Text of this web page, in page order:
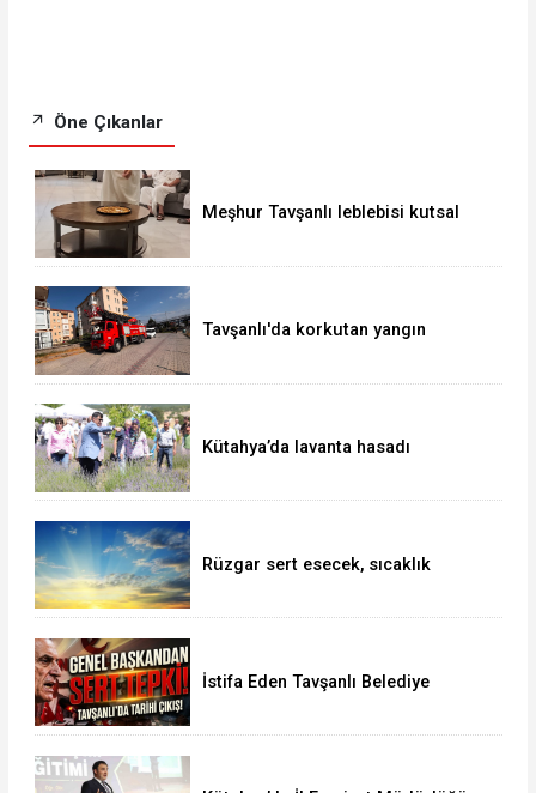
Öne Çıkanlar
Meşhur Tavşanlı leblebisi kutsal
Tavşanlı'da korkutan yangın
Kütahya’da lavanta hasadı
Rüzgar sert esecek, sıcaklık
İstifa Eden Tavşanlı Belediye